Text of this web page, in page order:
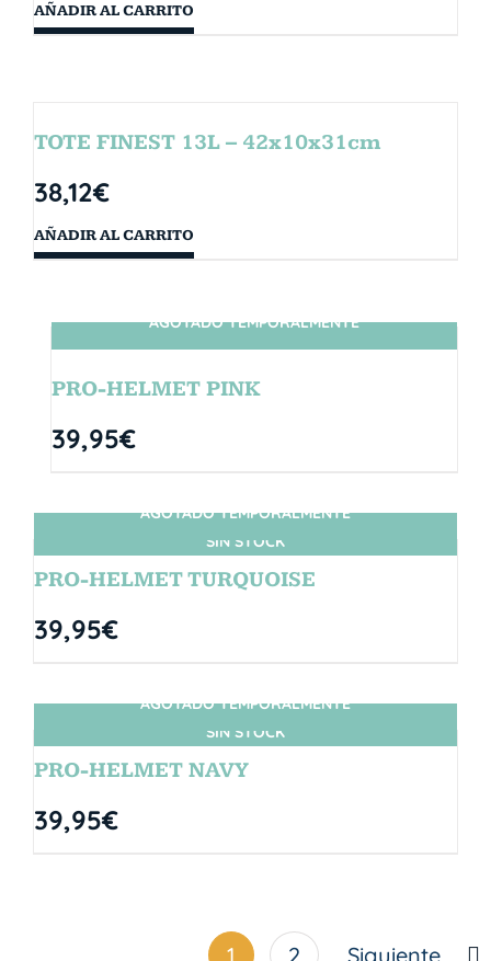
AÑADIR AL CARRITO
TOTE FINEST 13L – 42x10x31cm
38,12€
AÑADIR AL CARRITO
SIN STOCK
AGOTADO TEMPORALMENTE
PRO-HELMET PINK
39,95€
SIN STOCK
AGOTADO TEMPORALMENTE
PRO-HELMET TURQUOISE
39,95€
SIN STOCK
AGOTADO TEMPORALMENTE
PRO-HELMET NAVY
39,95€
1 2 Siguiente